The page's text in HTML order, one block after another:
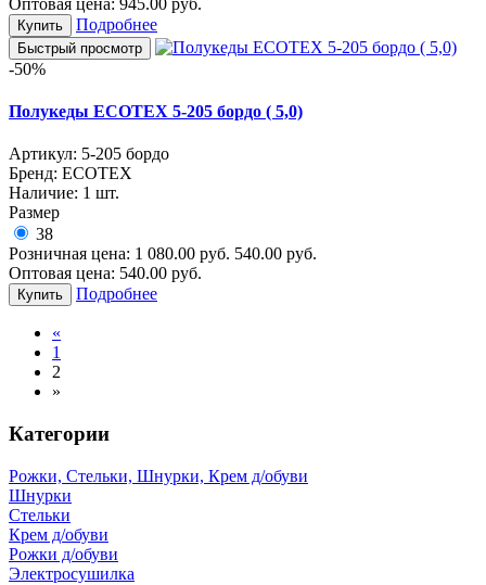
Купить Подробнее
Быстрый просмотр
-50%
Полукеды ECOTEX 5-205 бордо ( 5,0)
Артикул: 5-205 бордо
Бренд: ECOTEX
Наличие: 1 шт.
Размер
38
Розничная цена: 1 080.00 руб. 540.00 руб.
Оптовая цена: 540.00 руб.
Купить Подробнее
«
1
2
»
Категории
Рожки, Стельки, Шнурки, Крем д/обуви
Шнурки
Стельки
Крем д/обуви
Рожки д/обуви
Электросушилка